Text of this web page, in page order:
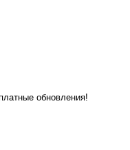
обновления!